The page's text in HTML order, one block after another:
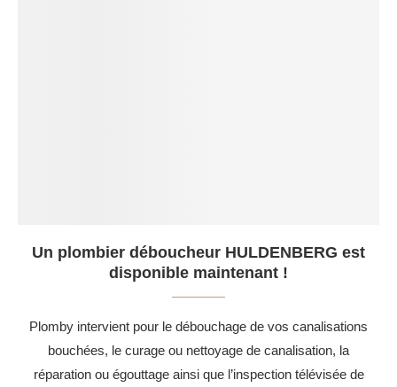
Un plombier déboucheur HULDENBERG est
disponible maintenant !
Plomby intervient pour le débouchage de vos canalisations
bouchées, le curage ou nettoyage de canalisation, la
réparation ou égouttage ainsi que l’inspection télévisée de